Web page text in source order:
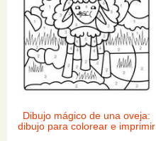
Dibujo mágico de una oveja:
dibujo para colorear e imprimir